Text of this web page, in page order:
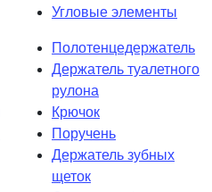
Угловые элементы
Полотенцедержатель
Держатель туалетного
рулона
Крючок
Поручень
Держатель зубных
щеток